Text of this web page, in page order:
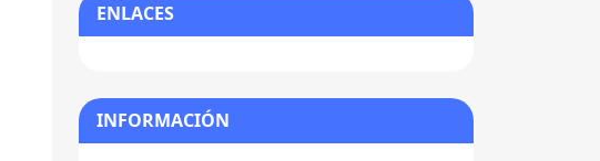
ENLACES
INFORMACIÓN